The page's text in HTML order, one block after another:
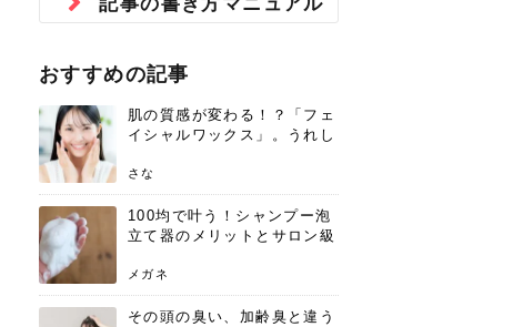
は、スト...
ニキビ跡の凸凹をどうにかしたいと、
ゆい
自己流のダイエットではなかなか落ち
さな
おすすめの記事
肌の質感が変わる！？「フェ
イシャルワックス」。うれし
ための基礎知識
さな
100均で叶う！シャンプー泡
立て器のメリットとサロン級
メガネ
その頭の臭い、加齢臭と違う